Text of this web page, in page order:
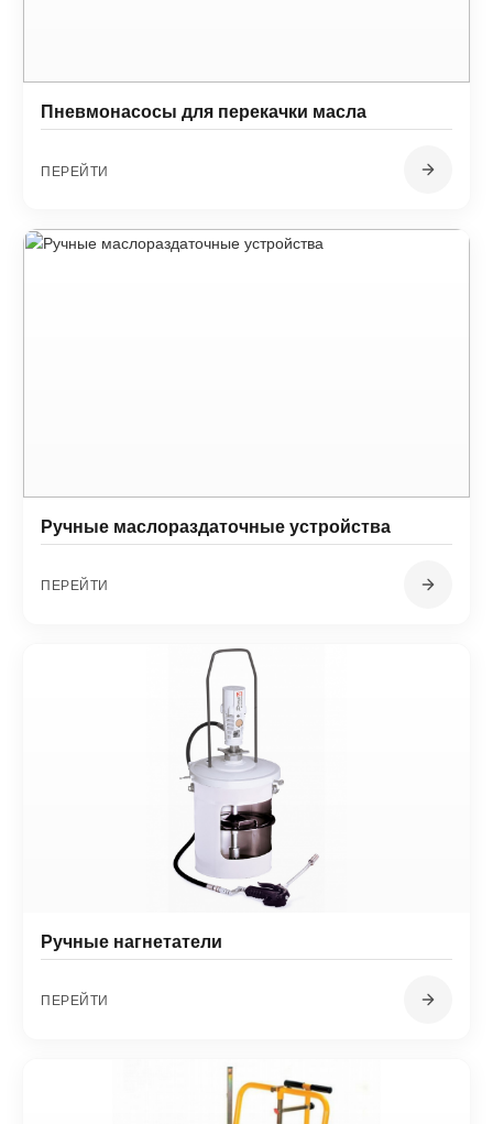
Пневмонасосы для перекачки масла
ПЕРЕЙТИ
Ручные маслораздаточные устройства
ПЕРЕЙТИ
Ручные нагнетатели
ПЕРЕЙТИ